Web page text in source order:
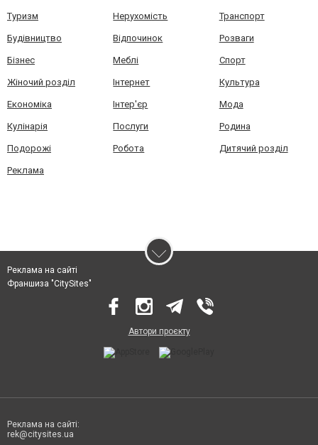
Туризм Нерухомість Транспорт
Будівництво Відпочинок Розваги
Бізнес Меблі Спорт
Жіночий розділ Інтернет Культура
Економіка Інтер'єр Мода
Кулінарія Послуги Родина
Подорожі Робота Дитячий розділ
Реклама
Реклама на сайті
Франшиза "CitySites"
Автори проєкту
Реклама на сайті:
rek@citysites.ua